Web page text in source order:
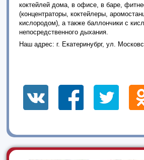
коктейлей дома, в офисе, в баре,
(концентраторы, коктейлеры,
кислородом), а также баллончики с
непосредственного дыхания.
Наш адрес: г. Екатеринубрг, ул.